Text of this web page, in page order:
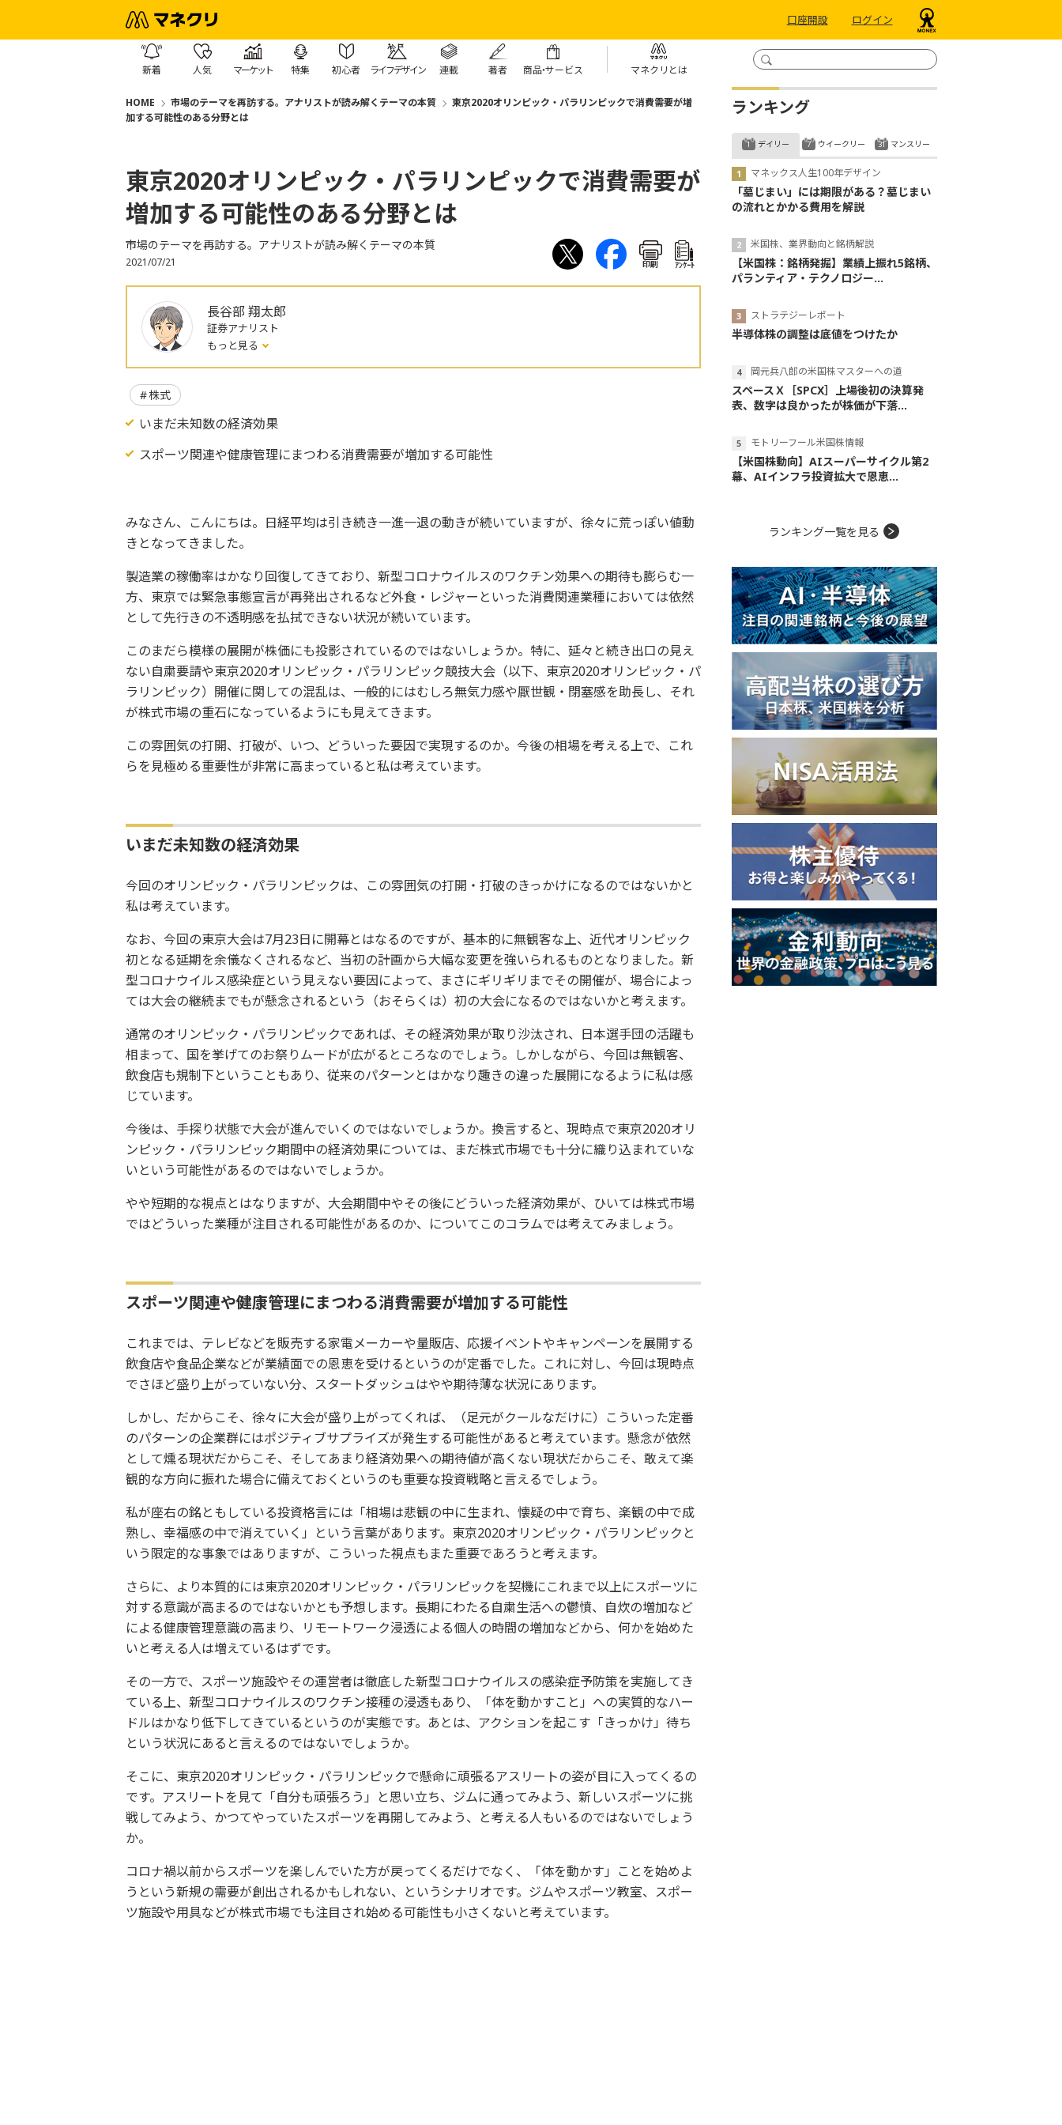
口座開設 ログイン
新着 人気 マーケット 特集 初心者 ライフデザイン 連載 著者 商品・サービス マネクリとは
HOME 市場のテーマを再訪する。アナリストが読み解くテーマの本質
東京2020オリンピック・パラリンピックで消費需要が増
加する可能性のある分野とは
東京2020オリンピック・パラリンピックで消費需要が
増加する可能性のある分野とは
市場のテーマを再訪する。アナリストが読み解くテーマの本質
2021/07/21 印刷 ｱﾝｹｰﾄ
長谷部 翔太郎
証券アナリスト
もっと見る
株式
いまだ未知数の経済効果
スポーツ関連や健康管理にまつわる消費需要が増加する可能性
みなさん、こんにちは。日経平均は引き続き一進一退の動きが続いていますが、徐々に荒っぽい値動
きとなってきました。
製造業の稼働率はかなり回復してきており、新型コロナウイルスのワクチン効果への期待も膨らむ一
方、東京では緊急事態宣言が再発出されるなど外食・レジャーといった消費関連業種においては依然
として先行きの不透明感を払拭できない状況が続いています。
このまだら模様の展開が株価にも投影されているのではないしょうか。特に、延々と続き出口の見え
ない自粛要請や東京2020オリンピック・パラリンピック競技大会（以下、東京2020オリンピック・パ
ラリンピック）開催に関しての混乱は、一般的にはむしろ無気力感や厭世観・閉塞感を助長し、それ
が株式市場の重石になっているようにも見えてきます。
この雰囲気の打開、打破が、いつ、どういった要因で実現するのか。今後の相場を考える上で、これ
らを見極める重要性が非常に高まっていると私は考えています。
いまだ未知数の経済効果
今回のオリンピック・パラリンピックは、この雰囲気の打開・打破のきっかけになるのではないかと
私は考えています。
なお、今回の東京大会は7月23日に開幕とはなるのですが、基本的に無観客な上、近代オリンピック
初となる延期を余儀なくされるなど、当初の計画から大幅な変更を強いられるものとなりました。新
型コロナウイルス感染症という見えない要因によって、まさにギリギリまでその開催が、場合によっ
ては大会の継続までもが懸念されるという（おそらくは）初の大会になるのではないかと考えます。
通常のオリンピック・パラリンピックであれば、その経済効果が取り沙汰され、日本選手団の活躍も
相まって、国を挙げてのお祭りムードが広がるところなのでしょう。しかしながら、今回は無観客、
飲食店も規制下ということもあり、従来のパターンとはかなり趣きの違った展開になるように私は感
じています。
今後は、手探り状態で大会が進んでいくのではないでしょうか。換言すると、現時点で東京2020オリ
ンピック・パラリンピック期間中の経済効果については、まだ株式市場でも十分に織り込まれていな
いという可能性があるのではないでしょうか。
やや短期的な視点とはなりますが、大会期間中やその後にどういった経済効果が、ひいては株式市場
ではどういった業種が注目される可能性があるのか、についてこのコラムでは考えてみましょう。
スポーツ関連や健康管理にまつわる消費需要が増加する可能性
これまでは、テレビなどを販売する家電メーカーや量販店、応援イベントやキャンペーンを展開する
飲食店や食品企業などが業績面での恩恵を受けるというのが定番でした。これに対し、今回は現時点
でさほど盛り上がっていない分、スタートダッシュはやや期待薄な状況にあります。
しかし、だからこそ、徐々に大会が盛り上がってくれば、（足元がクールなだけに）こういった定番
のパターンの企業群にはポジティブサプライズが発生する可能性があると考えています。懸念が依然
として燻る現状だからこそ、そしてあまり経済効果への期待値が高くない現状だからこそ、敢えて楽
観的な方向に振れた場合に備えておくというのも重要な投資戦略と言えるでしょう。
私が座右の銘ともしている投資格言には「相場は悲観の中に生まれ、懐疑の中で育ち、楽観の中で成
熟し、幸福感の中で消えていく」という言葉があります。東京2020オリンピック・パラリンピックと
いう限定的な事象ではありますが、こういった視点もまた重要であろうと考えます。
さらに、より本質的には東京2020オリンピック・パラリンピックを契機にこれまで以上にスポーツに
対する意識が高まるのではないかとも予想します。長期にわたる自粛生活への鬱憤、自炊の増加など
による健康管理意識の高まり、リモートワーク浸透による個人の時間の増加などから、何かを始めた
いと考える人は増えているはずです。
その一方で、スポーツ施設やその運営者は徹底した新型コロナウイルスの感染症予防策を実施してき
ている上、新型コロナウイルスのワクチン接種の浸透もあり、「体を動かすこと」への実質的なハー
ドルはかなり低下してきているというのが実態です。あとは、アクションを起こす「きっかけ」待ち
という状況にあると言えるのではないでしょうか。
そこに、東京2020オリンピック・パラリンピックで懸命に頑張るアスリートの姿が目に入ってくるの
です。アスリートを見て「自分も頑張ろう」と思い立ち、ジムに通ってみよう、新しいスポーツに挑
戦してみよう、かつてやっていたスポーツを再開してみよう、と考える人もいるのではないでしょう
か。
コロナ禍以前からスポーツを楽しんでいた方が戻ってくるだけでなく、「体を動かす」ことを始めよ
うという新規の需要が創出されるかもしれない、というシナリオです。ジムやスポーツ教室、スポー
ツ施設や用具などが株式市場でも注目され始める可能性も小さくないと考えています。
ランキング
デイリー
マネックス人生100年デザイン
「墓じまい」には期限がある？墓じまい
の流れとかかる費用を解説
米国株、業界動向と銘柄解説
【米国株：銘柄発掘】業績上振れ5銘柄、
パランティア・テクノロジー...
ストラテジーレポート
半導体株の調整は底値をつけたか
岡元兵八郎の米国株マスターへの道
スペースＸ［SPCX］上場後初の決算発
表、数字は良かったが株価が下落...
モトリーフール米国株情報
【米国株動向】AIスーパーサイクル第2
幕、AIインフラ投資拡大で恩恵...
ウイークリー マンスリー
ランキング一覧を見る